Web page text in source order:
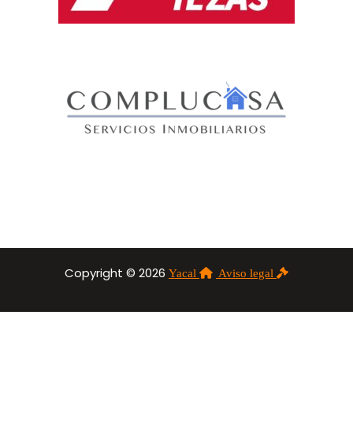
Copyright © 2026 Yacal Aviso legal